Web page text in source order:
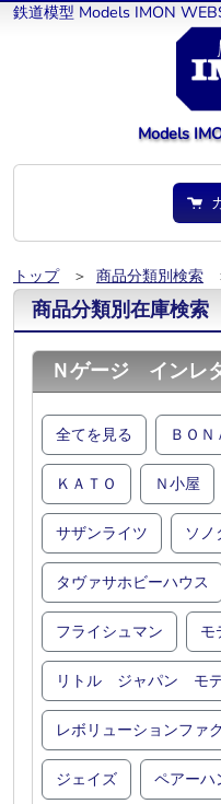
鉄道模型 Models IMON
Models
トップ ＞ 商品分類別検索
商品分類別在庫検索
Ｎゲージ インレ
全てを見る ＢＯ
ＫＡＴＯ Ｎ小屋
サザンライツ ソノ
タヴァサホビーハウス
フライシュマン モ
リトル ジャパン モ
レボリューションファ
ジェイズ ペアーハ